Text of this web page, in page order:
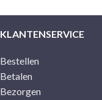
KLANTENSERVICE
Bestellen
Betalen
Bezorgen